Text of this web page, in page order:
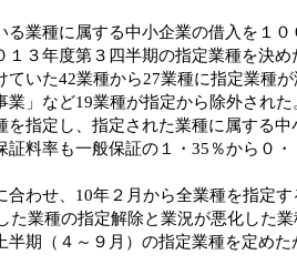
業種に属する中小企業の借入を１０
１３年度第３四半期の指定業種を決
ていた42業種から27業種に指定業種
業」など19業種が指定から除外され
指定し、指定された業種に属する
料率も一般保証の１・35％から０
わせ、10年２月から全業種を指定す
た業種の指定解除と業況が悪化した
期（４～９月）の指定業種を定め